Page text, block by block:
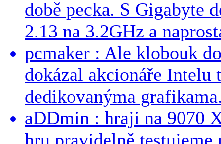
době pecka. S Gigabyte
2.13 na 3.2GHz a
pcmaker : Ale klobouk
dokázal akcionáře Intelu
dedikovanýma
aDDmin : hraji na 9070
hru pravidelně testujeme